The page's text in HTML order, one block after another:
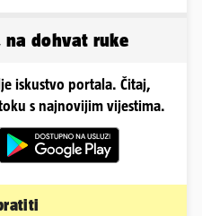
na dohvat ruke
iskustvo portala. Čitaj,
s najnovijim vijestima.